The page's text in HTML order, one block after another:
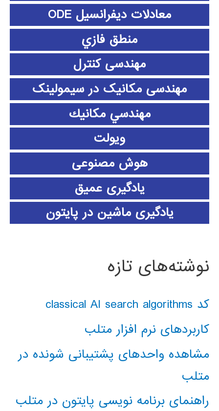
معادلات دیفرانسیل ODE
منطق فازي
مهندسی کنترل
مهندسی مکانیک در سیمولینک
مهندسي مكانيك
ویولت
هوش مصنوعی
یادگیری عمیق
یادگیری ماشین در پایتون
نوشته‌های تازه
کد classical AI search algorithms
کاربردهای نرم افزار متلب
مشاهده واحدهای پشتیبانی شونده در
متلب
راهنمای برنامه نویسی پایتون در متلب